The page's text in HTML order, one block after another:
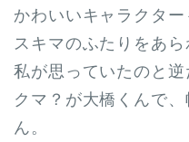
かわいいキャラクター
スキマのふたりをあら
私が思っていたのと逆
クマ？が大橋くんで
ん。